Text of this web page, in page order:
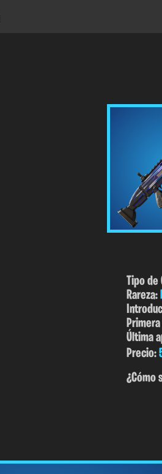
Tipo de
Rareza:
Última
Precio:
¿Cómo